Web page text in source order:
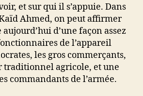
et sur qui il s’appuie. Dans
Ahmed, on peut affirmer
d’une façon assez
de l’appareil
les gros commerçants,
traditionnel agricole, et une
commandants de l’armée.